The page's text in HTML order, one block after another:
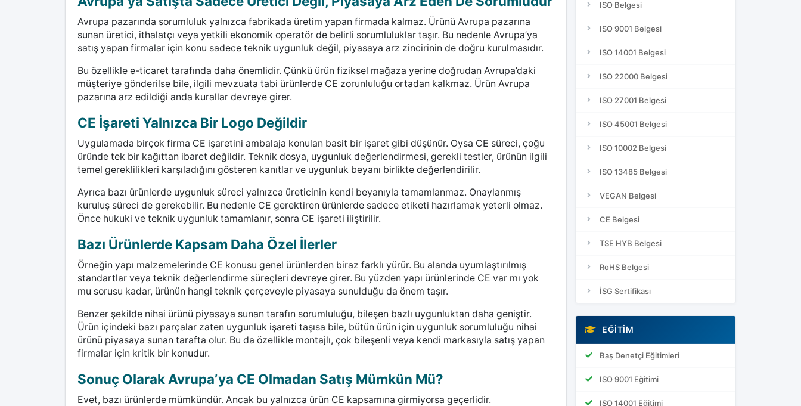
Avrupa pazarında sorumluluk yalnızca fabrikada üretim yapan firmada kalmaz. Ürünü Avrupa pazarına
sunan üretici, ithalatçı veya yetkili ekonomik operatör de belirli sorumluluklar taşır. Bu nedenle Avrupa’ya
satış yapan firmalar için konu sadece teknik uygunluk değil, piyasaya arz zincirinin de doğru kurulmasıdır.
Bu özellikle e-ticaret tarafında daha önemlidir. Çünkü ürün fiziksel mağaza yerine doğrudan Avrupa’daki
müşteriye gönderilse bile, ilgili mevzuata tabi ürünlerde CE zorunluluğu ortadan kalkmaz. Ürün Avrupa
pazarına arz edildiği anda kurallar devreye girer.
CE İşareti Yalnızca Bir Logo Değildir
Uygulamada birçok firma CE işaretini ambalaja konulan basit bir işaret gibi düşünür. Oysa CE süreci, çoğu
üründe tek bir kağıttan ibaret değildir. Teknik dosya, uygunluk değerlendirmesi, gerekli testler, ürünün ilgili
temel gereklilikleri karşıladığını gösteren kanıtlar ve uygunluk beyanı birlikte değerlendirilir.
Ayrıca bazı ürünlerde uygunluk süreci yalnızca üreticinin kendi beyanıyla tamamlanmaz. Onaylanmış
kuruluş süreci de gerekebilir. Bu nedenle CE gerektiren ürünlerde sadece etiketi hazırlamak yeterli olmaz.
Önce hukuki ve teknik uygunluk tamamlanır, sonra CE işareti iliştirilir.
Bazı Ürünlerde Kapsam Daha Özel İlerler
Örneğin yapı malzemelerinde CE konusu genel ürünlerden biraz farklı yürür. Bu alanda uyumlaştırılmış
standartlar veya teknik değerlendirme süreçleri devreye girer. Bu yüzden yapı ürünlerinde CE var mı yok
mu sorusu kadar, ürünün hangi teknik çerçeveyle piyasaya sunulduğu da önem taşır.
Benzer şekilde nihai ürünü piyasaya sunan tarafın sorumluluğu, bileşen bazlı uygunluktan daha geniştir.
Ürün içindeki bazı parçalar zaten uygunluk işareti taşısa bile, bütün ürün için uygunluk sorumluluğu nihai
ürünü piyasaya sunan tarafta olur. Bu da özellikle montajlı, çok bileşenli veya kendi markasıyla satış yapan
firmalar için kritik bir konudur.
Sonuç Olarak Avrupa’ya CE Olmadan Satış Mümkün Mü?
Evet, bazı ürünlerde mümkündür. Ancak bu yalnızca ürün CE kapsamına girmiyorsa geçerlidir.
ISO Belgesi
ISO 9001 Belgesi
ISO 14001 Belgesi
ISO 22000 Belgesi
ISO 27001 Belgesi
ISO 45001 Belgesi
ISO 10002 Belgesi
ISO 13485 Belgesi
VEGAN Belgesi
CE Belgesi
TSE HYB Belgesi
RoHS Belgesi
İSG Sertifikası
EĞITIM
Baş Denetçi Eğitimleri
ISO 9001 Eğitimi
ISO 14001 Eğitimi